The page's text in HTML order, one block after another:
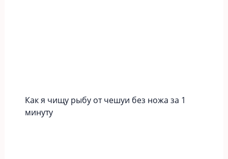
Как я чищу рыбу от чешуи без ножа за 1
минуту